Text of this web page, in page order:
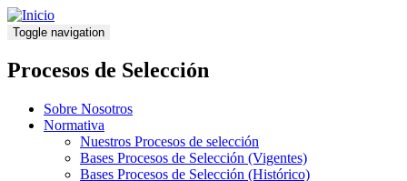
Pasar
al
principal
Toggle navigation
Procesos de Selección
Sobre Nosotros
Normativa
Nuestros Procesos de selección
Bases Procesos de Selección (Vigentes)
Bases Procesos de Selección (Histórico)